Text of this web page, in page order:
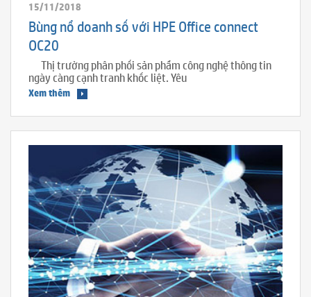
15/11/2018
Bùng nổ doanh số với HPE Office connect
OC20
Thị trường phân phối sản phẩm công nghệ thông tin
ngày càng cạnh tranh khốc liệt. Yêu
Xem thêm